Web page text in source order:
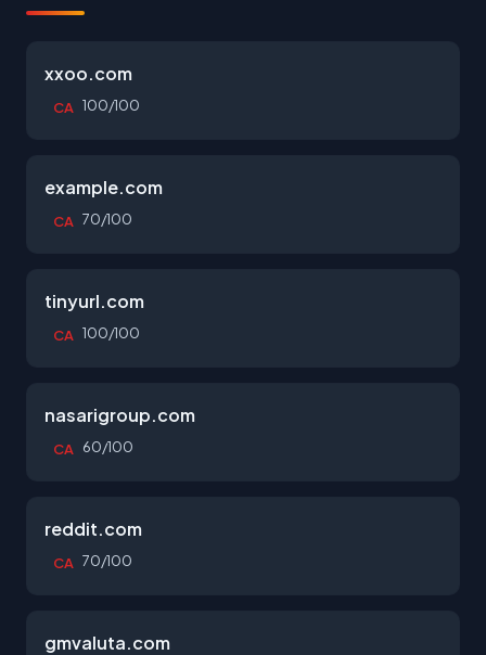
xxoo.com
CA 100/100
example.com
CA 70/100
tinyurl.com
CA 100/100
nasarigroup.com
CA 60/100
reddit.com
CA 70/100
gmvaluta.com